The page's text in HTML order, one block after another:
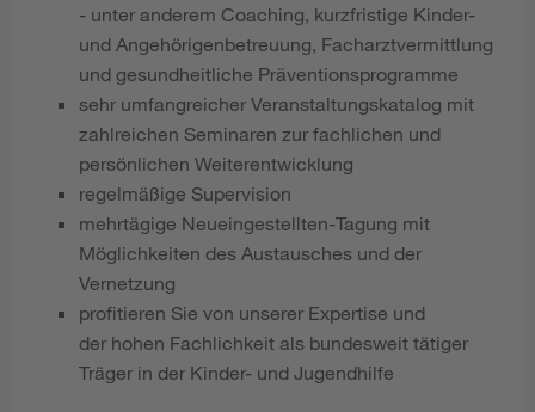
- unter anderem Coaching, kurzfristige Kinder-
und Angehörigenbetreuung, Facharztvermittlung
und gesundheitliche Präventionsprogramme
sehr umfangreicher Veranstaltungskatalog mit
zahlreichen Seminaren zur fachlichen und
persönlichen Weiterentwicklung
regelmäßige Supervision
mehrtägige Neueingestellten-Tagung mit
Möglichkeiten des Austausches und der
Vernetzung
profitieren Sie von unserer Expertise und
der hohen Fachlichkeit als bundesweit tätiger
Träger in der Kinder- und Jugendhilfe